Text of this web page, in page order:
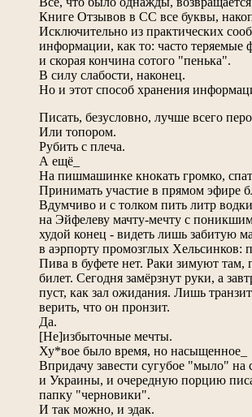
Книге Отзывов в СС все буквы,
Исключительно из практических
информации, как то: часто
и скорая кончина сотого "пенька".
В силу слабости, наконец.
Но и этот способ хранения
Писать, безусловно, лучше всего
Или топором.
Рубить с плеча.
А ещё_
На пишмашинке кнокать громко,
Принимать участие в прямом эфире
Вдумчиво и с толком пить литр
на Эйфелеву мачту-мечту с
худой конец - видеть лишь забитую
в аэрпорту промозглых Хельсинков:
Пива в буфете нет. Раки зимуют там,
билет. Сегодня замёрзнут руки, а
пуст, как зал ожидания. Лишь
верить, что он пронзит.
Да.
[Не]избыточные мечты.
Ху*вое было время, но насыщенное_
Впридачу завести сугубое "мыло"
и Украины, и очередную порцию
папку "черновики".
И так можно, и эдак.